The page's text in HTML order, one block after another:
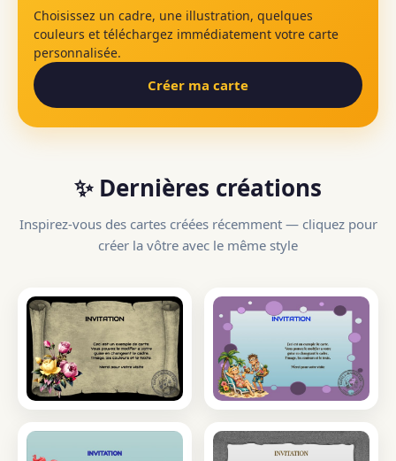
Choisissez un cadre, une illustration, quelques
couleurs et téléchargez immédiatement votre carte
personnalisée.
Créer ma carte
✨ Dernières créations
Inspirez-vous des cartes créées récemment — cliquez pour
créer la vôtre avec le même style